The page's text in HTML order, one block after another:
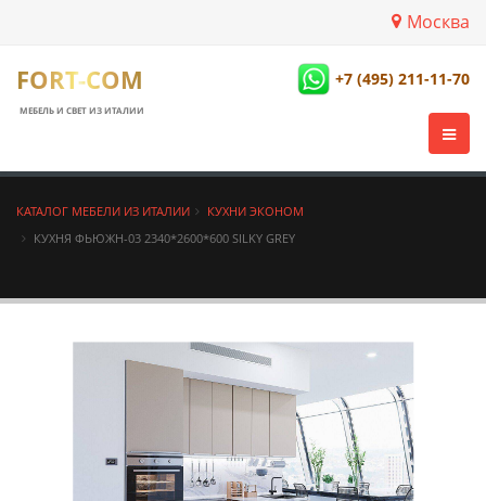
Москва
FORT-COM
МЕБЕЛЬ И СВЕТ ИЗ ИТАЛИИ
+7 (495) 211-11-70
КАТАЛОГ МЕБЕЛИ ИЗ ИТАЛИИ
КУХНИ ЭКОНОМ
КУХНЯ ФЬЮЖН-03 2340*2600*600 SILKY GREY